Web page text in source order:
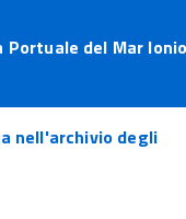
del Mar
nell'archivio degli